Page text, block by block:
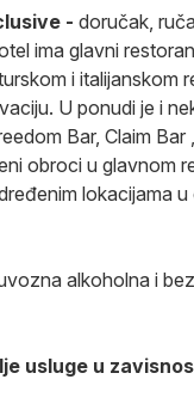
- doručak,
ima glavni
i italijanskom
U ponudi je i
Bar, Claim
obroci u glavnom
lokacijama
alkoholna i
usluge u